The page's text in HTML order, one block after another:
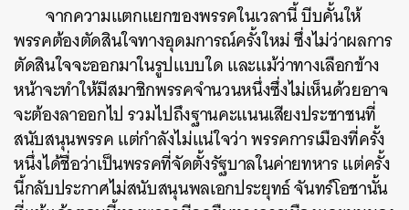
จากความแตกแยกของพรรคในเวลานี้ บีบคั้นให้
พรรคต้องตัดสินใจทางอุดมการณ์ครั้งใหม่ ซึ่งไม่ว่าผลการ
ตัดสินใจจะออกมาในรูปแบบใด และแม้ว่าทางเลือกข้าง
หน้าจะทำให้มีสมาชิกพรรคจำนวนหนึ่งซึ่งไม่เห็นด้วยอาจ
จะต้องลาออกไป รวมไปถึงฐานคะแนนเสียงประชาชนที่
สนับสนุนพรรค แต่กำลังไม่แน่ใจว่า พรรคการเมืองที่ครั้ง
หนึ่งได้ชื่อว่าเป็นพรรคที่จัดตั้งรัฐบาลในค่ายทหาร แต่ครั้ง
นี้กลับประกาศไม่สนับสนุนพลเอกประยุทธ์ จันทร์โอชานั้น